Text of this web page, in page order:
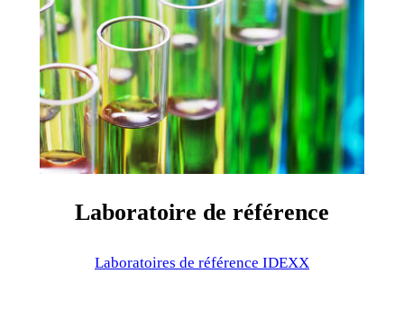
Laboratoire de référence
Laboratoires de référence IDEXX